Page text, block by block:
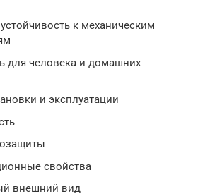
к механическим
для человека и домашних
и эксплуатации
свойства
внешний вид